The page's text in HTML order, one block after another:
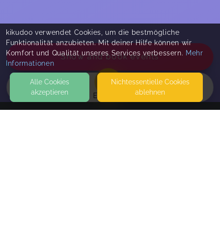
EVENTS
Show and book events
kikudoo verwendet Cookies, um die bestmögliche
Funktionalität anzubieten. Mit deiner Hilfe können wir
Komfort und Qualität unseres Services verbessern. Mehr
Informationen
Alle Cookies
akzeptieren
Nicht­essentielle Cookies
ablehnen